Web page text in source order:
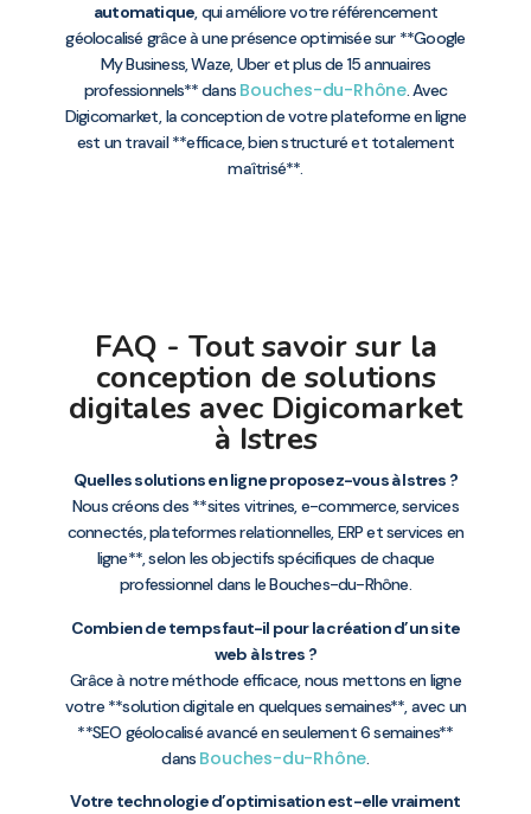
automatique, qui améliore votre référencement
géolocalisé grâce à une présence optimisée sur **Google
My Business, Waze, Uber et plus de 15 annuaires
professionnels** dans Bouches-du-Rhône. Avec
Digicomarket, la conception de votre plateforme en ligne
est un travail **efficace, bien structuré et totalement
maîtrisé**.
FAQ - Tout savoir sur la
conception de solutions
digitales avec Digicomarket
à Istres
Quelles solutions en ligne proposez-vous à Istres ?
Nous créons des **sites vitrines, e-commerce, services
connectés, plateformes relationnelles, ERP et services en
ligne**, selon les objectifs spécifiques de chaque
professionnel dans le Bouches-du-Rhône.
Combien de temps faut-il pour la création d’un site
web à Istres ?
Grâce à notre méthode efficace, nous mettons en ligne
votre **solution digitale en quelques semaines**, avec un
**SEO géolocalisé avancé en seulement 6 semaines**
dans Bouches-du-Rhône.
Votre technologie d’optimisation est-elle vraiment